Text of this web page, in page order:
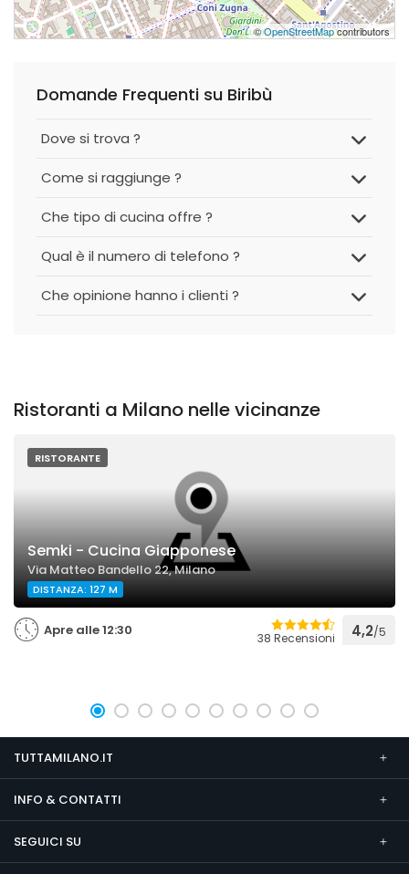
©OpenStreetMapcontributors
Domande Frequenti su Biribù
Dove si trova ?
Come si raggiunge ?
Che tipo di cucina offre ?
Qual è il numero di telefono ?
Che opinione hanno i clienti ?
Ristoranti a Milano nelle vicinanze
RISTORANTE
Semki - Cucina Giapponese
Via Matteo Bandello 22, Milano
DISTANZA: 127 M
Apre alle 12:30 38 Recensioni 4,2/5
TUTTAMILANO.IT
INFO & CONTATTI
SEGUICI SU